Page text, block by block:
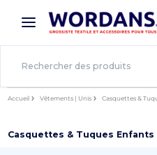
× Appli Wordans
Meilleurs prix sur l’app !
Accueil Vêtements | Unis Casquettes &
Casquettes & Tuques